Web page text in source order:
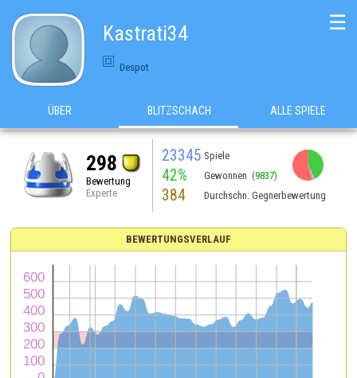
Kastrati34
Despot
☰
ÜBER BLITZSCHACH ALLE SPIELE
298
Bewertung
Experte
23345 Spiele
42% Gewonnen (9837)
384 Durchschn. Gegnerbewertung
BEWERTUNGSVERLAUF